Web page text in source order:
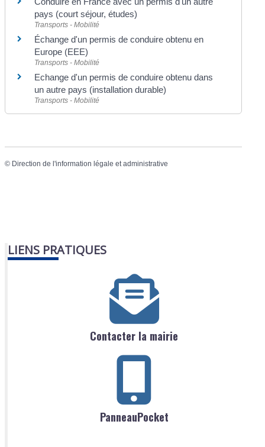
pays (court séjour, études)
Transports - Mobilité
Échange d'un permis de conduire obtenu en
Europe (EEE)
Transports - Mobilité
Echange d'un permis de conduire obtenu dans
un autre pays (installation durable)
Transports - Mobilité
© Direction de l'information légale et administrative
LIENS PRATIQUES
Contacter la mairie
PanneauPocket